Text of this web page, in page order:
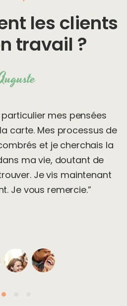
les clients
travail ?
mes pensées
carte. Mes processus de
et je cherchais la
ma vie, doutant de
Je vis maintenant
Je vous remercie.”